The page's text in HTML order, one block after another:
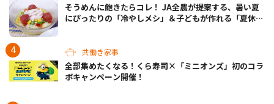
そうめんに飽きたらコレ！ JA全農が提案する、暑い夏
にぴったりの「冷やしメシ」＆子どもが作れる「夏休み
共働き家事
全部集めたくなる！くら寿司×「ミニオンズ」初のコラ
ボキャンペーン開催！